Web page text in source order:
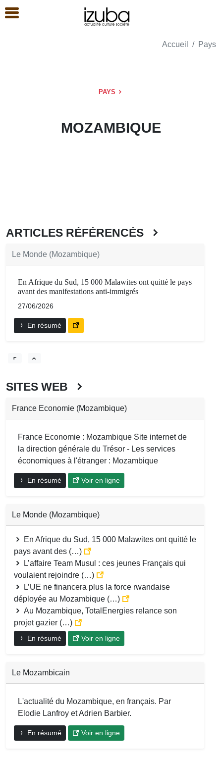
Accueil Pays
PAYS
MOZAMBIQUE
ARTICLES RÉFÉRENCÉS
Le Monde (Mozambique)
En Afrique du Sud, 15 000 Malawites ont quitté le pays
avant des manifestations anti-immigrés
27/06/2026
En résumé
SITES WEB
France Economie (Mozambique)
France Economie : Mozambique Site internet de
la direction générale du Trésor - Les services
économiques à l'étranger : Mozambique
En résumé Voir en ligne
Le Monde (Mozambique)
En Afrique du Sud, 15 000 Malawites ont quitté le
pays avant des (…)
L’affaire Team Musul : ces jeunes Français qui
voulaient rejoindre (…)
L’UE ne financera plus la force rwandaise
déployée au Mozambique (…)
Au Mozambique, TotalEnergies relance son
projet gazier (…)
En résumé Voir en ligne
Le Mozambicain
L'actualité du Mozambique, en français. Par
Elodie Lanfroy et Adrien Barbier.
En résumé Voir en ligne